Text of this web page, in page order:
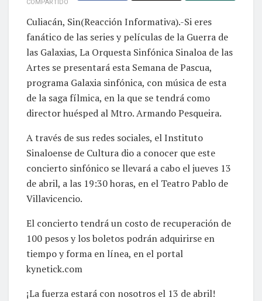
Culiacán, Sin(Reacción Informativa).-Si eres
fanático de las series y películas de la Guerra de
las Galaxias, La Orquesta Sinfónica Sinaloa de las
Artes se presentará esta Semana de Pascua,
programa Galaxia sinfónica, con música de esta
de la saga fílmica, en la que se tendrá como
director huésped al Mtro. Armando Pesqueira.
A través de sus redes sociales, el Instituto
Sinaloense de Cultura dio a conocer que este
concierto sinfónico se llevará a cabo el jueves 13
de abril, a las 19:30 horas, en el Teatro Pablo de
Villavicencio.
El concierto tendrá un costo de recuperación de
100 pesos y los boletos podrán adquirirse en
tiempo y forma en línea, en el portal
kynetick.com
¡La fuerza estará con nosotros el 13 de abril!